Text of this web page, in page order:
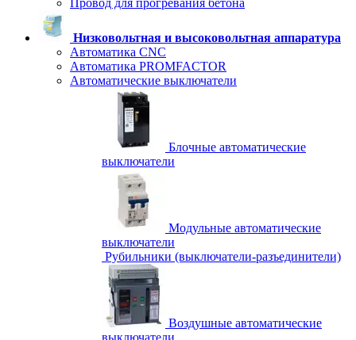
Провод для прогревания бетона
Низковольтная и высоковольтная аппаратура
Автоматика CNC
Автоматика PROMFACTOR
Автоматические выключатели
Блочные автоматические
выключатели
Модульные автоматические
выключатели
Рубильники (выключатели-разъединители)
Воздушные автоматические
выключатели